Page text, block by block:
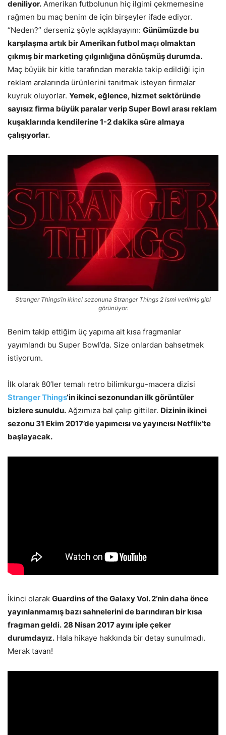
deniliyor. Amerikan futbolunun hiç ilgimi çekmemesine
rağmen bu maç benim de için birşeyler ifade ediyor.
“Neden?” derseniz şöyle açıklayayım: Günümüzde bu
karşılaşma artık bir Amerikan futbol maçı olmaktan
çıkmış bir marketing çılgınlığına dönüşmüş durumda.
Maç büyük bir kitle tarafından merakla takip edildiği için
reklam aralarında ürünlerini tanıtmak isteyen firmalar
kuyruk oluyorlar. Yemek, eğlence, hizmet sektöründe
sayısız firma büyük paralar verip Super Bowl arası reklam
kuşaklarında kendilerine 1-2 dakika süre almaya
çalışıyorlar.
Stranger Things’in ikinci sezonuna Stranger Things 2 ismi verilmiş gibi
görünüyor.
Benim takip ettiğim üç yapıma ait kısa fragmanlar
yayımlandı bu Super Bowl’da. Size onlardan bahsetmek
istiyorum.
İlk olarak 80’ler temalı retro bilimkurgu-macera dizisi
Stranger Things‘in ikinci sezonundan ilk görüntüler
bizlere sunuldu. Ağzımıza bal çalıp gittiler. Dizinin ikinci
sezonu 31 Ekim 2017’de yapımcısı ve yayıncısı Netflix’te
başlayacak.
İkinci olarak Guardins of the Galaxy Vol. 2’nin daha önce
yayınlanmamış bazı sahnelerini de barındıran bir kısa
fragman geldi. 28 Nisan 2017 ayını iple çeker
durumdayız. Hala hikaye hakkında bir detay sunulmadı.
Merak tavan!